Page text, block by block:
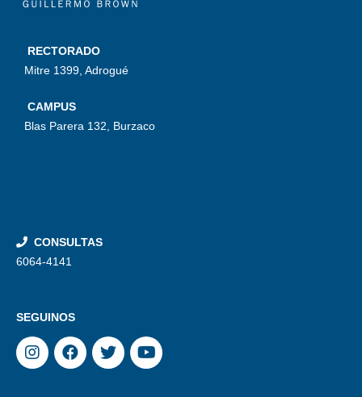
RECTORADO
Mitre 1399, Adrogué
CAMPUS
Blas Parera 132, Burzaco
CONSULTAS
6064-4141
SEGUINOS